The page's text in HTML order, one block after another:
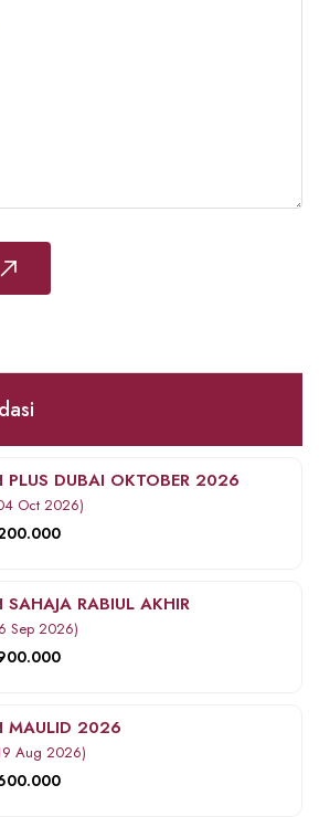
PLUS DUBAI OKTOBER 2026
Oct 2026)
SAHAJA RABIUL AKHIR
Sep 2026)
MAULID 2026
Aug 2026)